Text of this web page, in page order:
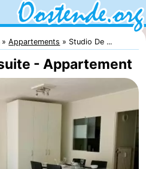
Appartements Studio De ...
- Appartement